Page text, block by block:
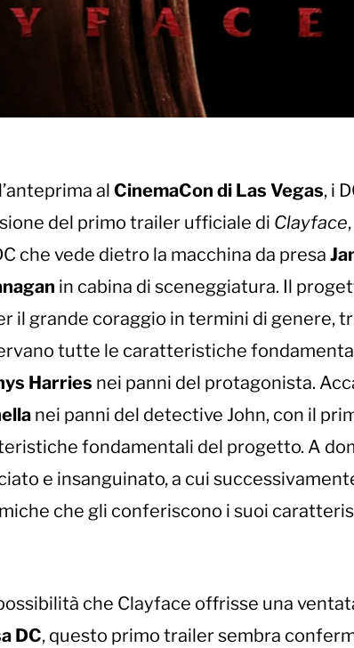
al CinemaCon di Las Vegas, i
del primo trailer ufficiale di Clayface,
che vede dietro la macchina da presa
in cabina di sceneggiatura. Il
il grande coraggio in termini di genere,
tutte le caratteristiche
Harries nei panni del protagonista.
nei panni del detective John, con il
fondamentali del progetto. A
e insanguinato, a cui
che gli conferiscono i suoi
che Clayface offrisse una
DC, questo primo trailer sembra